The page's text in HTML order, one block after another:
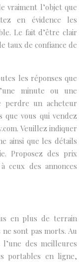
vraiment l’objet que
en évidence les
Le fait d’être clair
taux de confiance de
les réponses que
minute ou une
perdre un acheteur
que vous qui vendez
Veuillez indiquer
ainsi que les détails
Proposez des prix
ceux des annonces
en plus de terrain
sont pas morts. Au
des meilleures
portables en ligne,